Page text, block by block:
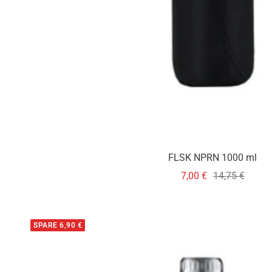
FLSK NPRN 1000 ml
Angebotspreis
7,00 € Regulärer
14,75 €
SPARE 6,90 €